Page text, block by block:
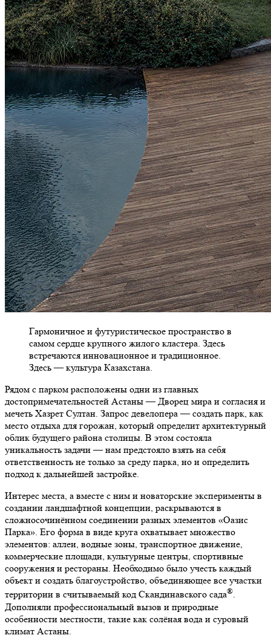
Гармоничное и футуристическое пространство в
самом сердце крупного жилого кластера. Здесь
встречаются инновационное и традиционное.
Здесь — культура Казахстана.
Рядом с парком расположены одни из главных
достопримечательностей Астаны — Дворец мира и согласия и
мечеть Хазрет Султан. Запрос девелопера — создать парк, как
место отдыха для горожан, который определит архитектурный
облик будущего района столицы. В этом состояла
уникальность задачи — нам предстояло взять на себя
ответственность не только за среду парка, но и определить
подход к дальнейшей застройке.
Интерес места, а вместе с ним и новаторские эксперименты в
создании ландшафтной концепции, раскрываются в
сложносочинённом соединении разных элементов «Оазис
Парка». Его форма в виде круга охватывает множество
элементов: аллеи, водные зоны, транспортное движение,
коммерческие площади, культурные центры, спортивные
сооружения и рестораны. Необходимо было учесть каждый
объект и создать благоустройство, объединяющее все участки
территории в считываемый код Скандинавского сада®.
Дополняли профессиональный вызов и природные
особенности местности, такие как солёная вода и суровый
климат Астаны.